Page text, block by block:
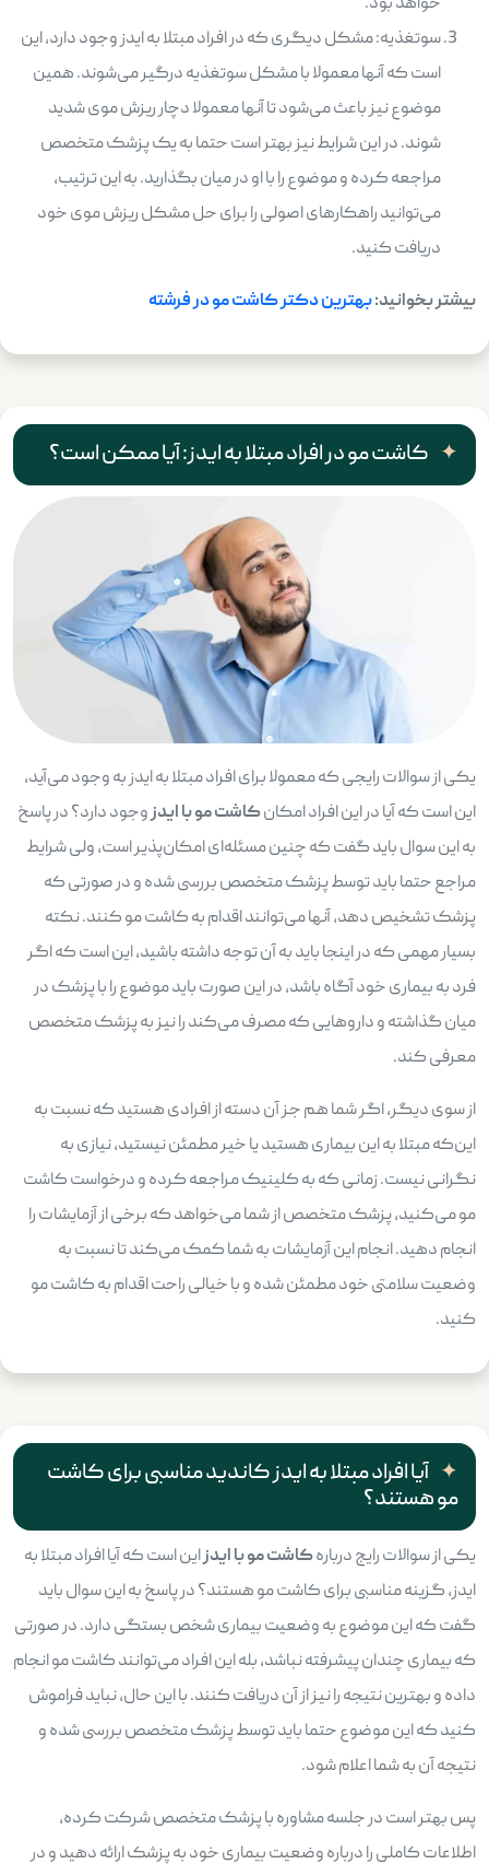
سوتغذیه: مشکل دیگری که در افراد مبتلا به ایدز وجود دارد، این
است که آنها معمولا با مشکل سوتغذیه درگیر می‌شوند. همین
موضوع نیز باعث می‌شود تا آنها معمولا دچار ریزش موی شدید
شوند. در این شرایط نیز بهتر است حتما به یک پزشک متخصص
مراجعه کرده و موضوع را با او در میان بگذارید. به این ترتیب،
می‌توانید راهکارهای اصولی را برای حل مشکل ریزش موی خود
دریافت کنید.
بیشتر بخوانید:بهترین دکتر کاشت مو در فرشته
کاشت مو در افراد مبتلا به ایدز: آیا ممکن است؟
یکی از سوالات رایجی که معمولا برای افراد مبتلا به ایدز به وجود می‌آید،
این است که آیا در این افراد امکانکاشت مو با ایدزوجود دارد؟ در پاسخ
به این سوال باید گفت که چنین مسئله‌ای امکان‌پذیر است، ولی شرایط
مراجع حتما باید توسط پزشک متخصص بررسی شده و در صورتی که
پزشک تشخیص دهد، آنها می‌توانند اقدام به کاشت مو کنند. نکته
بسیار مهمی که در اینجا باید به آن توجه داشته باشید، این است که اگر
فرد به بیماری خود آگاه باشد، در این صورت باید موضوع را با پزشک در
میان گذاشته و داروهایی که مصرف می‌کند را نیز به پزشک متخصص
معرفی کند.
از سوی دیگر، اگر شما هم جز آن دسته از افرادی هستید که نسبت به
این‌که مبتلا به این بیماری هستید یا خیر مطمئن نیستید، نیازی به
نگرانی نیست. زمانی که به کلینیک مراجعه کرده و درخواست کاشت
مو می‌کنید، پزشک متخصص از شما می‌خواهد که برخی از آزمایشات را
انجام دهید. انجام این آزمایشات به شما کمک می‌کند تا نسبت به
وضعیت سلامتی خود مطمئن شده و با خیالی راحت اقدام به کاشت مو
کنید.
آیا افراد مبتلا به ایدز کاندید مناسبی برای کاشت
مو هستند؟
یکی از سوالات رایج دربارهکاشت مو با ایدزاین است که آیا افراد مبتلا به
ایدز، گزینه مناسبی برای کاشت مو هستند؟ در پاسخ به این سوال باید
گفت که این موضوع به وضعیت بیماری شخص بستگی دارد. در صورتی
که بیماری چندان پیشرفته نباشد، بله این افراد می‌توانند کاشت مو انجام
داده و بهترین نتیجه را نیز از آن دریافت کنند. با این حال، نباید فراموش
کنید که این موضوع حتما باید توسط پزشک متخصص بررسی شده و
نتیجه آن به شما اعلام شود.
پس بهتر است در جلسه مشاوره با پزشک متخصص شرکت کرده،
اطلاعات کاملی را درباره وضعیت بیماری خود به پزشک ارائه دهید و در